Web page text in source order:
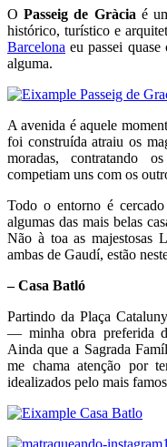
OPasseig de Gràcia é
histórico, turístico e
Barcelona eu passei
alguma.
A avenida é aquele
foi construída atraiu os
moradas, contratando
competiam uns com os
Todo o entorno é
algumas das mais belas
Não à toa as majestosas
ambas de Gaudí, estão
– Casa Batló
Partindo da Plaça
— minha obra preferida
Ainda que a Sagrada
me chama atenção por
idealizados pelo mais